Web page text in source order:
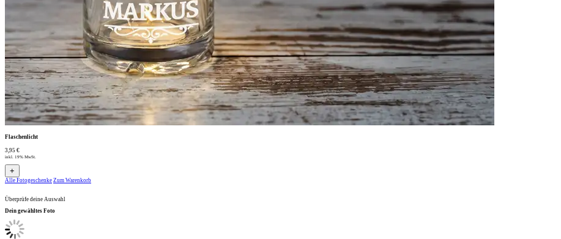
Flaschenlicht
3,95 €
inkl. 19% MwSt.
+
Alle Fotogeschenke Zum Warenkorb
Überprüfe deine Auswahl
Dein gewähltes Foto